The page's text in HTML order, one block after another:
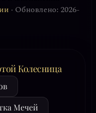
· Обновлено: 2026-
Колесница
Мечей